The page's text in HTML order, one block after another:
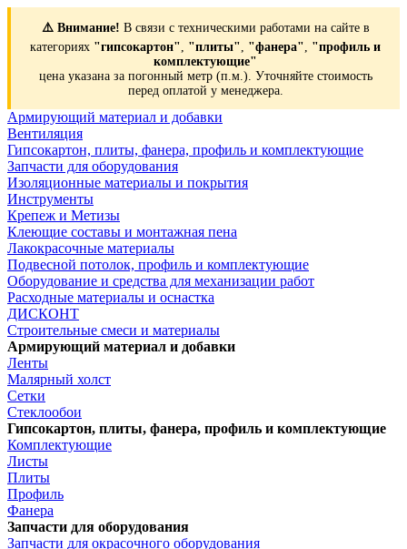
⚠️ Внимание! В связи с техническими работами на сайте в
категориях "гипсокартон", "плиты", "фанера", "профиль и
комплектующие"
цена указана за погонный метр (п.м.). Уточняйте стоимость
перед оплатой у менеджера.
Армирующий материал и добавки
Вентиляция
Гипсокартон, плиты, фанера, профиль и комплектующие
Запчасти для оборудования
Изоляционные материалы и покрытия
Инструменты
Крепеж и Метизы
Клеющие составы и монтажная пена
Лакокрасочные материалы
Подвесной потолок, профиль и комплектующие
Оборудование и средства для механизации работ
Расходные материалы и оснастка
ДИСКОНТ
Строительные смеси и материалы
Армирующий материал и добавки
Ленты
Малярный холст
Сетки
Стеклообои
Гипсокартон, плиты, фанера, профиль и комплектующие
Комплектующие
Листы
Плиты
Профиль
Фанера
Запчасти для оборудования
Запчасти для окрасочного оборудования